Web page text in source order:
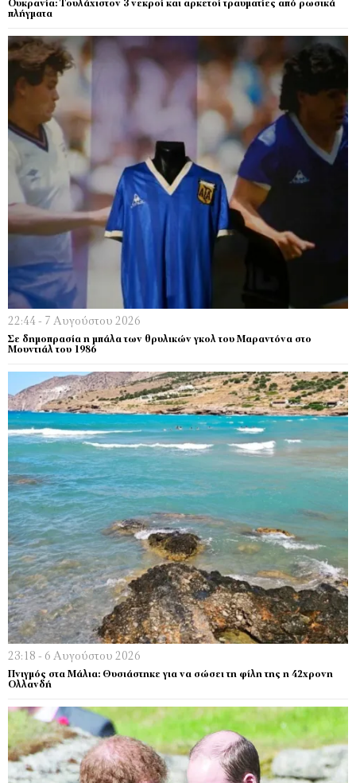
Ουκρανία: Τουλάχιστον 3 νεκροί και αρκετοί τραυματίες από ρωσικά
πλήγματα
22:44 - 7 Αυγούστου 2026
Σε δημοπρασία η μπάλα των θρυλικών γκολ του Μαραντόνα στο
Μουντιάλ του 1986
23:18 - 6 Αυγούστου 2026
Πνιγμός στα Μάλια: Θυσιάστηκε για να σώσει τη φίλη της η 42χρονη
Ολλανδή